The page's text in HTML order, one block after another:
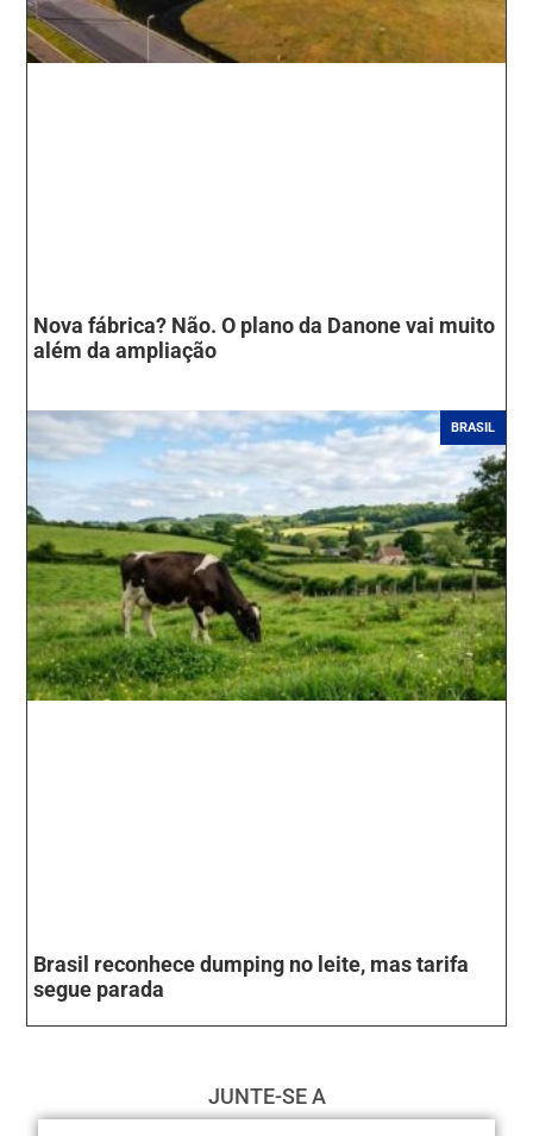
Nova fábrica? Não. O plano da Danone vai muito
além da ampliação
BRASIL
Brasil reconhece dumping no leite, mas tarifa
segue parada
JUNTE-SE A